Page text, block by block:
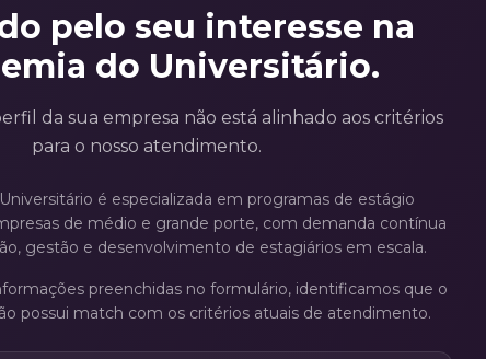
pelo seu interesse na
do Universitário.
da sua empresa não está alinhado aos critérios
para o nosso atendimento.
é especializada em programas de estágio
de médio e grande porte, com demanda contínua
gestão e desenvolvimento de estagiários em escala.
preenchidas no formulário, identificamos que o
possui match com os critérios atuais de atendimento.